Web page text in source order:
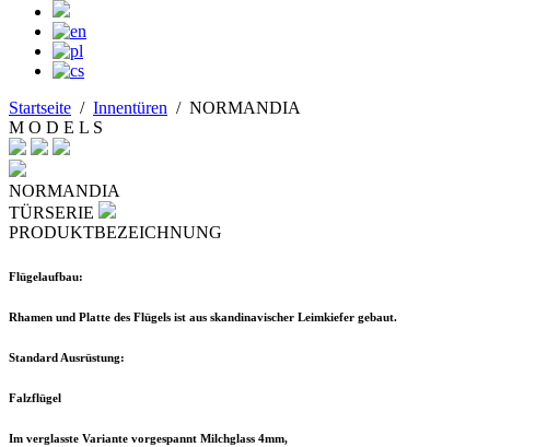
Startseite / Innentüren /NORMANDIA
M O D E L S
NORMANDIA
TÜRSERIE
PRODUKTBEZEICHNUNG
Flügelaufbau:
Rhamen und Platte des Flügels ist aus skandinavischer Leimkiefer gebaut.
Standard Ausrüstung:
Falzflügel
Im verglasste Variante vorgespannt Milchglass 4mm,